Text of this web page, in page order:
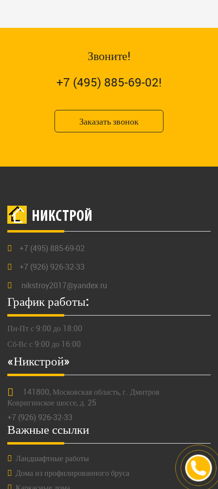
Звоните!
+7 (495) 885-69-02!
Заказать звонок
НИКСТРОЙ
+7 (495) 885-69-02
+7 (926) 926-32-33
nikstroy2017@yandex.ru
График работы:
Пн-Пт с 9:00 до 18:00
Сб-Вс с 9:00 до 16:00
«Никстрой»
141800, Московская область, г. Дмитров
Ковригинское шоссе, д. 25
+7 (926) 926-32-33
Важные ссылки
Ландшафтные работы
Дома из профилированного бруса